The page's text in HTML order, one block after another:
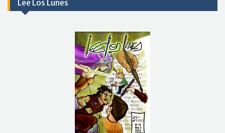
Lee Los Lunes